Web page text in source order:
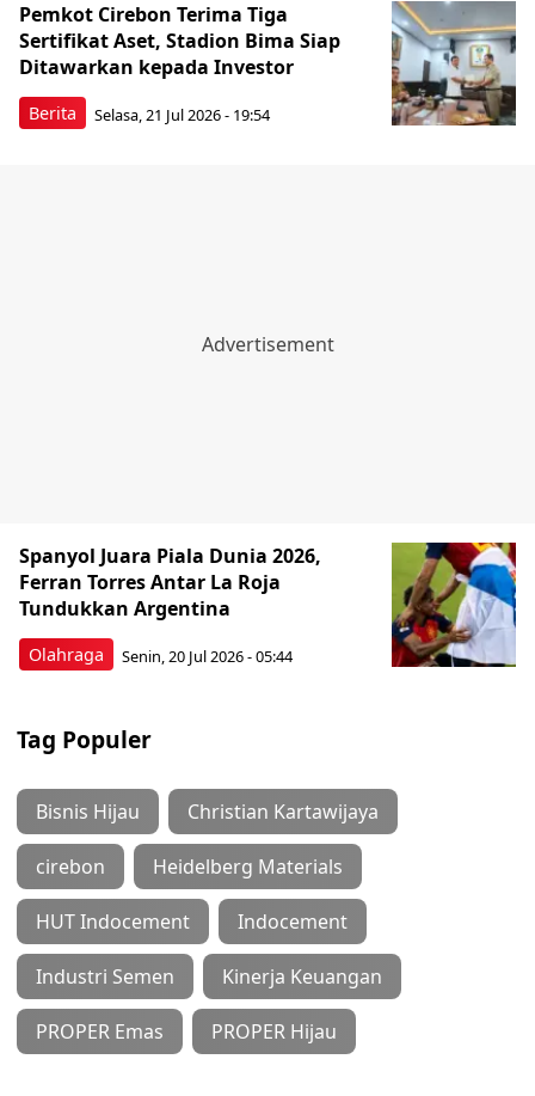
Berita
Pemkot Cirebon Terima Tiga
Sertifikat Aset, Stadion Bima Siap
Ditawarkan kepada Investor
Selasa, 21 Jul 2026 - 19:54
Olahraga
Spanyol Juara Piala Dunia 2026,
Ferran Torres Antar La Roja
Tundukkan Argentina
Senin, 20 Jul 2026 - 05:44
Tag Populer
Bisnis Hijau Christian Kartawijaya
cirebon Heidelberg Materials
HUT Indocement Indocement
Industri Semen Kinerja Keuangan
PROPER Emas PROPER Hijau